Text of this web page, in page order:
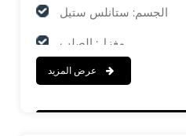
الجسم: ستانلس ستيل
مغزل: الصلب
ينهي